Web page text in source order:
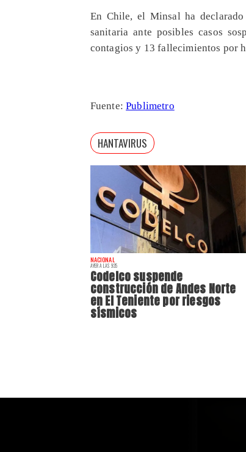
NACIONAL
AYER A LAS 9:35
Codelco suspende
construcción de Andes Norte
en El Teniente por riesgos
sísmicos
En Chile, el Minsal ha
sanitaria ante posibles casos
contagios y 13 fallecimientos por
Fuente:Publimetro
HANTAVIRUS